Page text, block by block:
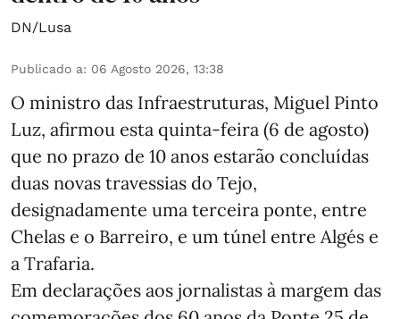
DN/Lusa
Publicado a: 06 Agosto 2026, 13:38
O ministro das Infraestruturas, Miguel Pinto
Luz, afirmou esta quinta-feira (6 de agosto)
que no prazo de 10 anos estarão concluídas
duas novas travessias do Tejo,
designadamente uma terceira ponte, entre
Chelas e o Barreiro, e um túnel entre Algés e
a Trafaria.
Em declarações aos jornalistas à margem das